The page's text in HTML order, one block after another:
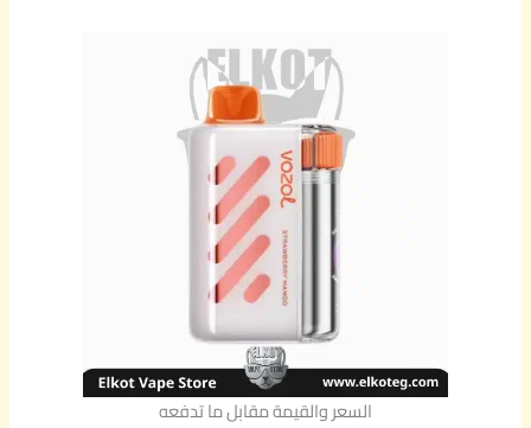
السعر والقيمة مقابل ما تدفعه